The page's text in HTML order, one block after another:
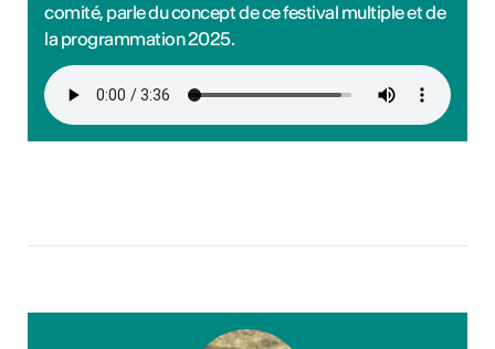
comité, parle du concept de ce festival multiple et de
la programmation 2025.